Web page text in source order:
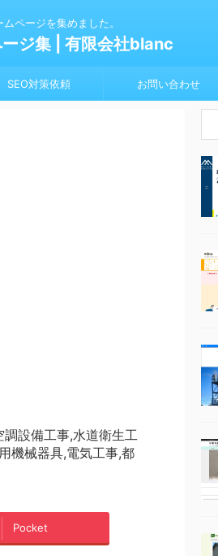
ページを集めました。
ジ集 | 有限会社blanc
SEO対策依頼 お問い合わせ
設備工事,水道衛生工
機械器具,電気工事,都
Pocket